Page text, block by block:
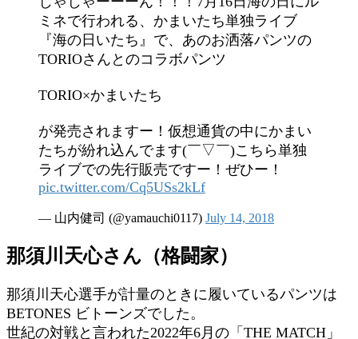
ミネで行われる、かまいたち単独ライブ
『海の日いたち』で、あのお洒落パンツの
TORIOさんとのコラボパンツ
TORIO×かまいたち
が発売されますー！仮想通貨の中にかまい
たちが紛れ込んでます(￣▽￣)こちら単独
ライブでの先行販売ですー！ぜひー！
pic.twitter.com/Cq5USs2kLf
— 山内健司 (@yamauchi0117) July 14, 2018
那須川天心さん（格闘家）
那須川天心選手が計量のときに履いているパンツは
BETONES ビトーンズでした。
世紀の対戦と言われた2022年6月の「THE MATCH」